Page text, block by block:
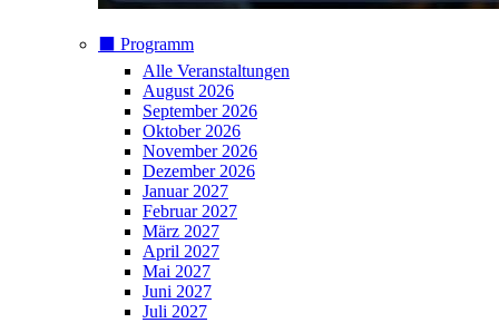
⬛️ Programm
Alle Veranstaltungen
August 2026
September 2026
Oktober 2026
November 2026
Dezember 2026
Januar 2027
Februar 2027
März 2027
April 2027
Mai 2027
Juni 2027
Juli 2027